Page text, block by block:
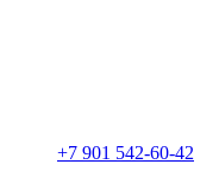
+7 901 542-60-42